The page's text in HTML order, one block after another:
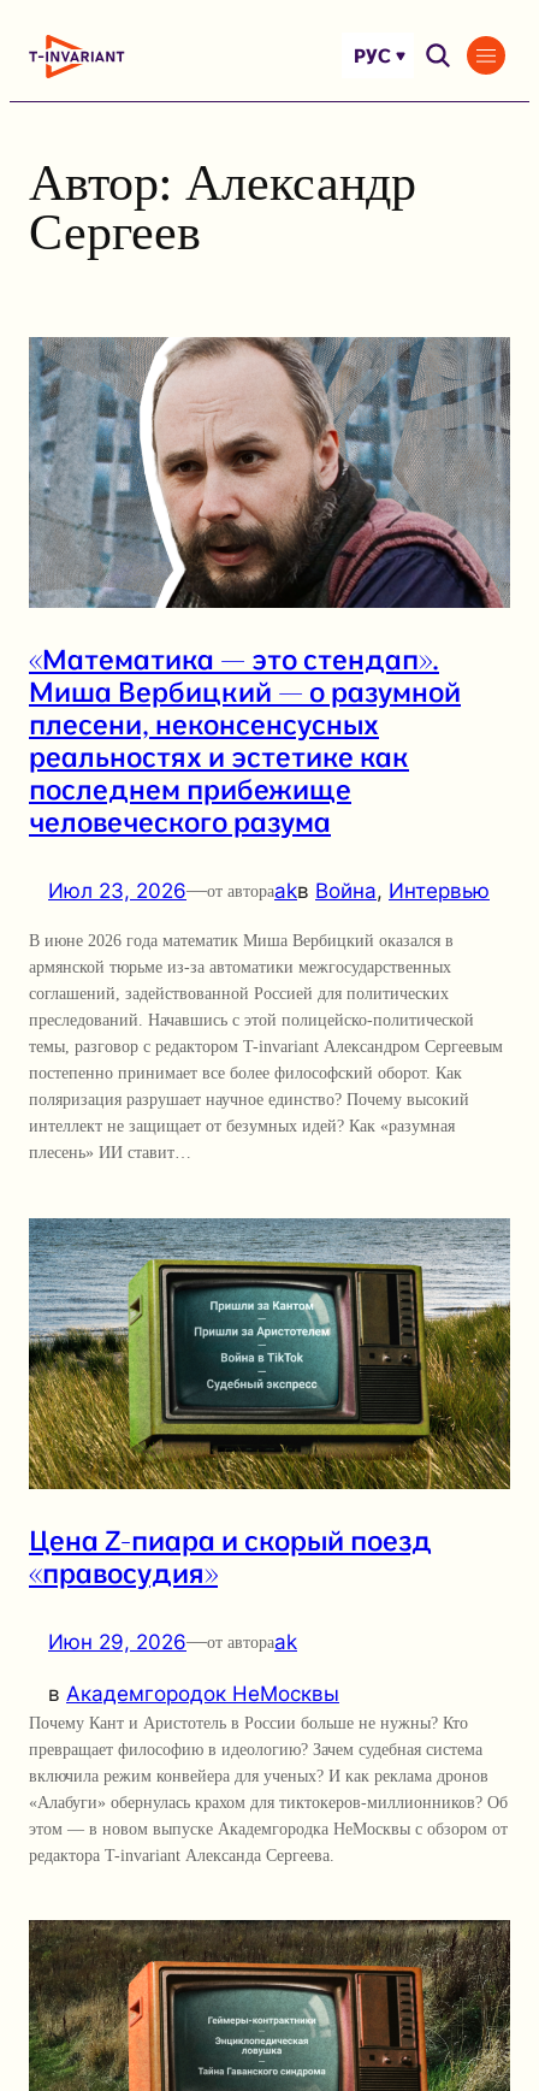
РУС
Автор: Александр
Сергеев
«Математика — это стендап».
Миша Вербицкий — о разумной
плесени, неконсенсусных
реальностях и эстетике как
последнем прибежище
человеческого разума
Июл 23, 2026—от автораakв Война, Интервью
В июне 2026 года математик Миша Вербицкий оказался в
армянской тюрьме из-за автоматики межгосударственных
соглашений, задействованной Россией для политических
преследований. Начавшись с этой полицейско-политической
темы, разговор с редактором T-invariant Александром Сергеевым
постепенно принимает все более философский оборот. Как
поляризация разрушает научное единство? Почему высокий
интеллект не защищает от безумных идей? Как «разумная
плесень» ИИ ставит…
Цена Z-пиара и скорый поезд
«правосудия»
Июн 29, 2026—от автораak
в Академгородок НеМосквы
Почему Кант и Аристотель в России больше не нужны? Кто
превращает философию в идеологию? Зачем судебная система
включила режим конвейера для ученых? И как реклама дронов
«Алабуги» обернулась крахом для тиктокеров-миллионников? Об
этом — в новом выпуске Академгородка НеМосквы с обзором от
редактора T-invariant Александа Сергеева.